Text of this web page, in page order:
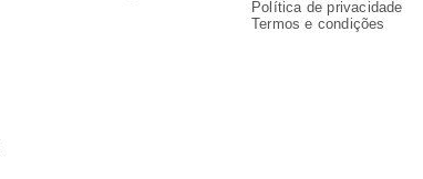
Política de privacidade
Termos e condições